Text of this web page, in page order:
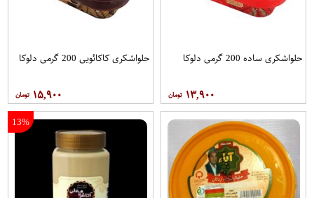
حلواشکری ساده 200 گرمی دلوکا
۱۳,۹۰۰
حلواشکری کاکائویی 200 گرمی دلوکا
۱۵,۹۰۰
13%